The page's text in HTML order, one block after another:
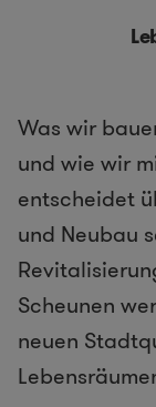
Was wir
und wie wir
entscheidet
und Neubau
Scheunen
neuen